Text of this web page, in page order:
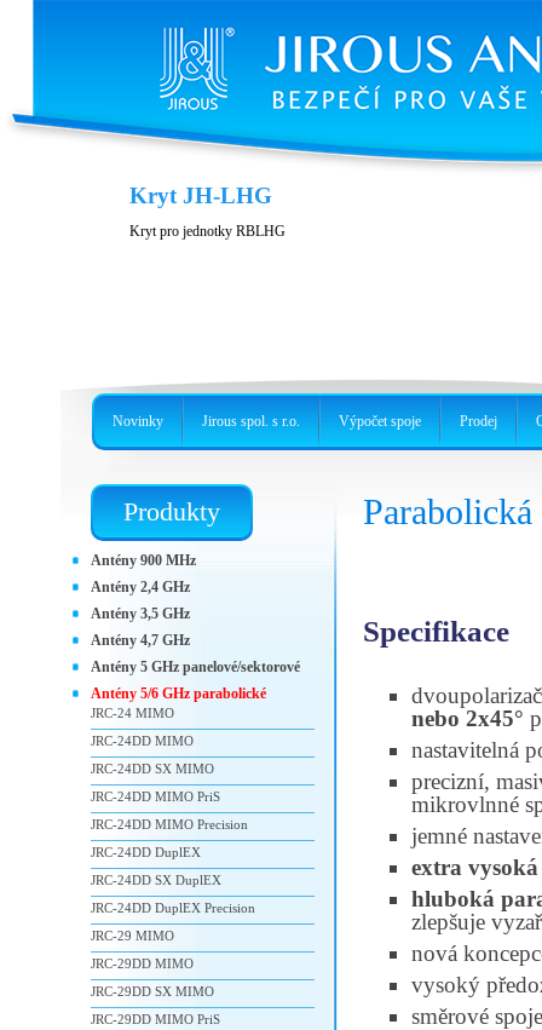
Kryt JH-LHG
Kryt pro jednotky RBLHG
Specifikace
nebo 2x45°
nastavitelná
precizní,
mikrovlnné
jemné
extra
hluboká
zlepšuje
nová
vysoký
směrové
Produkty
Antény 900 MHz
Antény 2,4 GHz
Antény 3,5 GHz
Antény 4,7 GHz
Antény 5 GHz panelové/sektorové
Antény 5/6 GHz parabolické
JRC-24 MIMO
JRC-24DD MIMO
JRC-24DD SX MIMO
JRC-24DD MIMO PriS
JRC-24DD MIMO Precision
JRC-24DD DuplEX
JRC-24DD SX DuplEX
JRC-24DD DuplEX Precision
JRC-29 MIMO
JRC-29DD MIMO
JRC-29DD SX MIMO
JRC-29DD MIMO PriS
Novinky Jirous spol. s r.o. Výpočet spoje Prodej